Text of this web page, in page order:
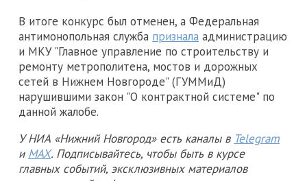
В итоге конкурс был отменен, а Федеральная
антимонопольная служба признала администрацию
и МКУ "Главное управление по строительству и
ремонту метрополитена, мостов и дорожных
сетей в Нижнем Новгороде" (ГУММиД)
нарушившими закон "О контрактной системе" по
данной жалобе.
У НИА «Нижний Новгород» есть каналы в Telegram
и MAX. Подписывайтесь, чтобы быть в курсе
главных событий, эксклюзивных материалов